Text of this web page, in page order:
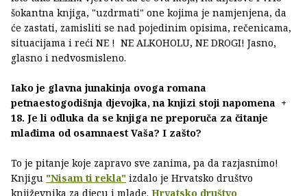
šokantna knjiga, "uzdrmati" one kojima je namjenjena, da
će zastati, zamisliti se nad pojedinim opisima, rečenicama,
situacijama i reći NE ! NE ALKOHOLU, NE DROGI! Jasno,
glasno i nedvosmisleno.
Iako je glavna junakinja ovoga romana
petnaestogodišnja djevojka, na knjizi stoji napomena +
18. Je li odluka da se knjiga ne preporuča za čitanje
mlađima od osamnaest Vaša? I zašto?
To je pitanje koje zapravo sve zanima, pa da razjasnimo!
Knjigu "Nisam ti rekla" izdalo je Hrvatsko društvo
književnika za djecu i mlade. Hrvatsko društvo